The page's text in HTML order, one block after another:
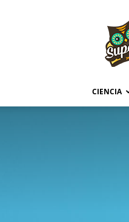
CIENCIA